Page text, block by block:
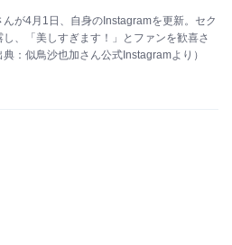
が4月1日、自身のInstagramを更新。セク
、「美しすぎます！」とファンを歓喜さ
：似鳥沙也加さん公式Instagramより）